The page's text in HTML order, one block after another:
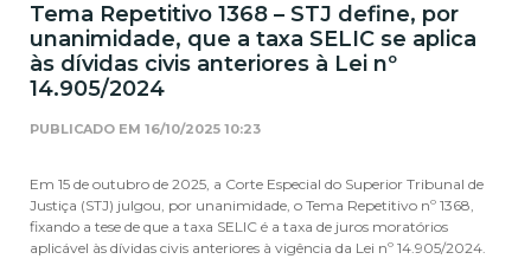
NOTÍCIAS E E-BOOK
LOCALIZAÇÃO
Tema Repetitivo 1368 – STJ define, por
unanimidade, que a taxa SELIC se aplica
às dívidas civis anteriores à Lei nº
14.905/2024
PUBLICADO EM 16/10/2025 10:23
Em 15 de outubro de 2025, a Corte Especial do Superior Tribunal de
Justiça (STJ) julgou, por unanimidade, o Tema Repetitivo nº 1368,
fixando a tese de que a taxa SELIC é a taxa de juros moratórios
aplicável às dívidas civis anteriores à vigência da Lei nº 14.905/2024.